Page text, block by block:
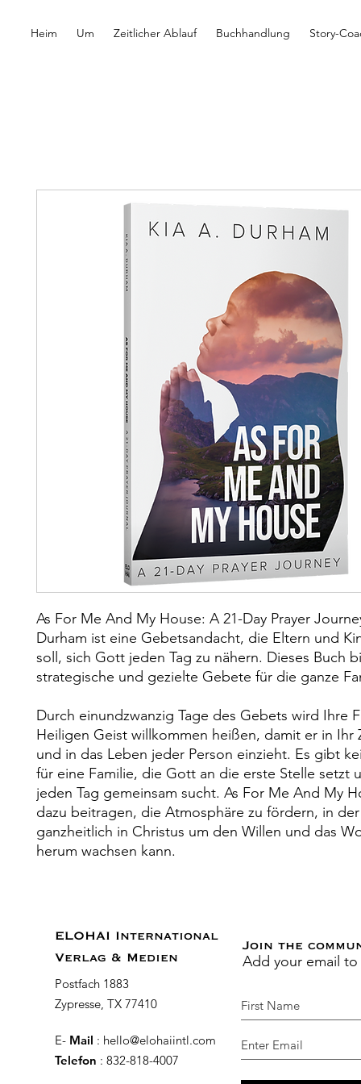
Heim Um Zeitlicher Ablauf Buchhandlung Story-
As For Me And My House: A 21-Day Prayer
Durham ist eine Gebetsandacht, die Eltern und
soll, sich Gott jeden Tag zu nähern. Dieses Buch
strategische und gezielte Gebete für die ganze
Durch einundzwanzig Tage des Gebets wird Ihre
Heiligen Geist willkommen heißen, damit er in Ihr
und in das Leben jeder Person einzieht. Es gibt
für eine Familie, die Gott an die erste Stelle setzt
jeden Tag gemeinsam sucht. As For Me And My
dazu beitragen, die Atmosphäre zu fördern, in
ganzheitlich in Christus um den Willen und das
herum wachsen kann.
ELOHAI International
Verlag & Medien
Postfach 1883
Zypresse, TX 77410
E- Mail : hello@elohaiintl.com
Telefon : 832-818-4007
Join the
Add your email